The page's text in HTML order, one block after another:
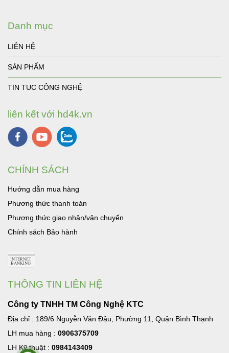
Danh mục
LIÊN HỆ
SẢN PHẨM
TIN TUC CÔNG NGHỆ
liên kết với hd4k.vn
CHÍNH SÁCH
Hướng dẫn mua hàng
Phương thức thanh toán
Phương thức giao nhận/vận chuyển
Chính sách Bảo hành
THÔNG TIN LIÊN HỆ
Công ty TNHH TM Công Nghệ KTC
Địa chỉ : 189/6 Nguyễn Văn Đậu, Phường 11, Quận Bình Thạnh
LH mua hàng : 0906375709
LH Kỹ thuật : 0984143409